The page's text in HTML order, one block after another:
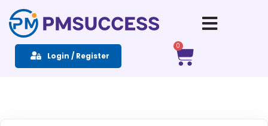
Login / Register
0
Sign in Sign up
Sign in